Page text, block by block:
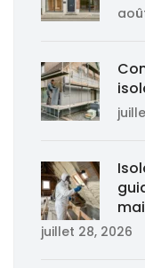
juillet 28, 2026